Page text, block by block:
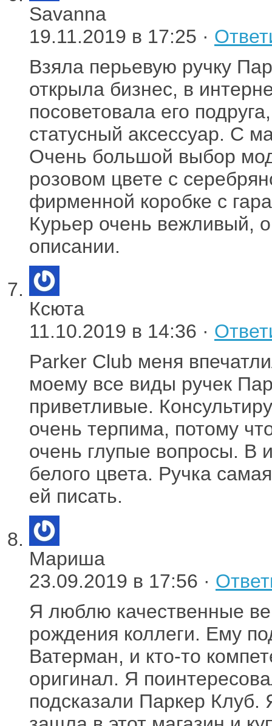
Savanna
19.11.2019 в 17:25 ·
Взяла перьевую ручку
открыла бизнес, в
посоветовала его
статусный аксессуар. С
Очень большой выбор
розовом цвете с
фирменной коробке с
Курьер очень вежливый,
описании.
Ксюта
11.10.2019 в 14:36 ·
Parker Club меня
моему все виды ручек
приветливые.
очень терпима, потому
очень глупые вопросы. В
белого цвета. Ручка
ей писать.
Мариша
23.09.2019 в 17:56 ·
Я люблю качественные
рождения коллеги. Ему
Ватерман, и кто-то
оригинал. Я
подсказали Паркер